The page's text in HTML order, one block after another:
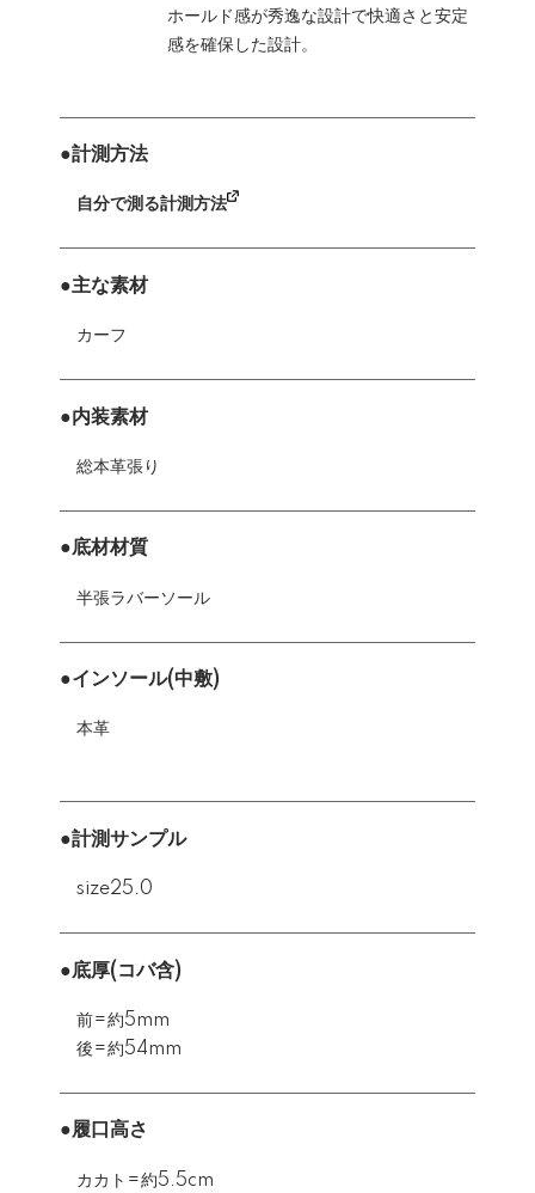
ホールド感が秀逸な設計で快適さと安定
感を確保した設計。
●計測方法
自分で測る計測方法
●主な素材
カーフ
●内装素材
総本革張り
●底材材質
半張ラバーソール
●インソール(中敷)
本革
●計測サンプル
size25.0
●底厚(コバ含)
前=約5mm
後=約54mm
●履口高さ
カカト=約5.5cm